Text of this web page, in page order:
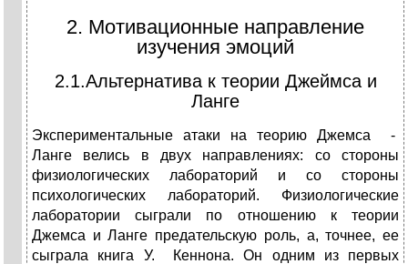
2. Мотивационные направление
изучения эмоций
2.1.Альтернатива к теории Джеймса и
Ланге
Экспериментальные атаки на теорию Джемса -
Ланге велись в двух направлениях: со стороны
физиологических лабораторий и со стороны
психологических лабораторий. Физиологические
лаборатории сыграли по отношению к теории
Джемса и Ланге предательскую роль, а, точнее, ее
сыграла книга У. Кеннона. Он одним из первых